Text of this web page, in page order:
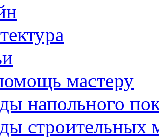
мастеру
напольного
строительных